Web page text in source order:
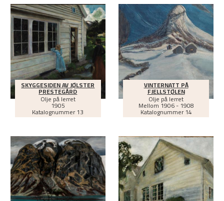
SKYGGESIDEN AV JØLSTER
PRESTEGÅRD
Olje på lerret
1905
Katalognummer 13
VINTERNATT PÅ
FJELLSTØLEN
Olje på lerret
Mellom 1906 - 1908
Katalognummer 14